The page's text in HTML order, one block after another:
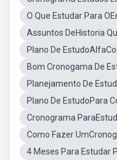
O Que Estudar Para
Assuntos DeHistoria
Plano De
Bom Cronogama De
Planejamento De
Plano De EstudoPara
Cronograma
Como Fazer
4 Meses Para Estudar